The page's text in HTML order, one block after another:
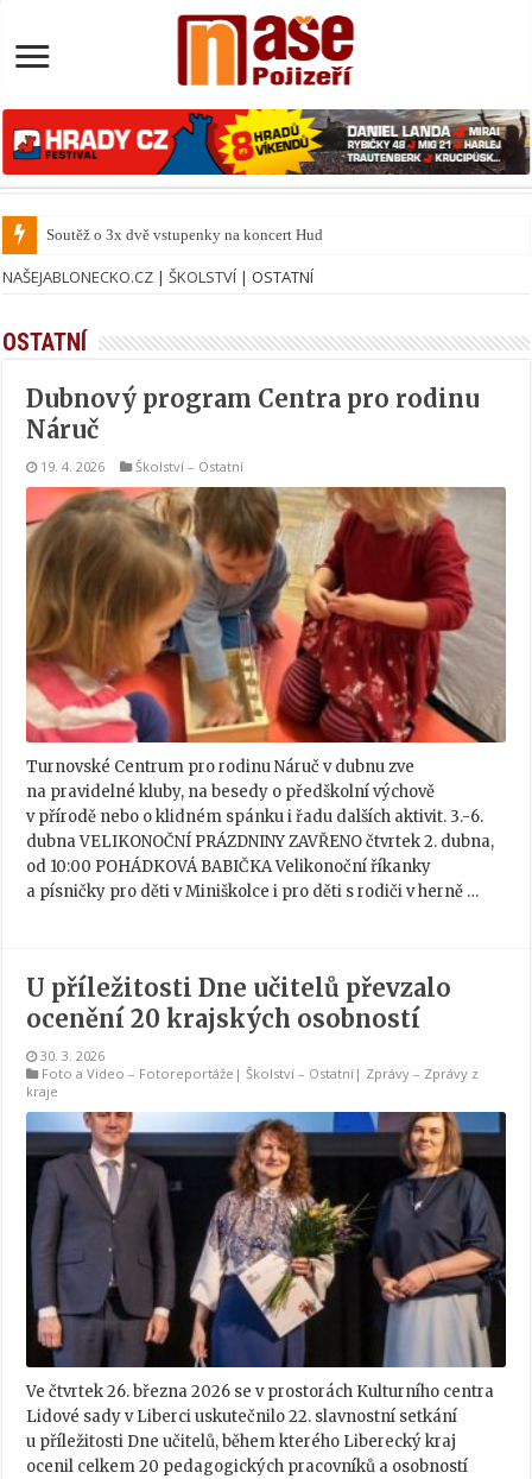
Soutěž o 3x dvě vstupenky na koncert Hudba z Notre Dame
NAŠEJABLONECKO.CZ | ŠKOLSTVÍ | OSTATNÍ
OSTATNÍ
Dubnový program Centra pro rodinu
Náruč
19. 4. 2026 Školství – Ostatní
Turnovské Centrum pro rodinu Náruč v dubnu zve
na pravidelné kluby, na besedy o předškolní výchově
v přírodě nebo o klidném spánku i řadu dalších aktivit. 3.-6.
dubna VELIKONOČNÍ PRÁZDNINY ZAVŘENO čtvrtek 2. dubna,
od 10:00 POHÁDKOVÁ BABIČKA Velikonoční říkanky
a písničky pro děti v Miniškolce i pro děti s rodiči v herně …
U příležitosti Dne učitelů převzalo
ocenění 20 krajských osobností
30. 3. 2026
Foto a Video – Fotoreportáže |Školství – Ostatní | Zprávy – Zprávy z
kraje
Ve čtvrtek 26. března 2026 se v prostorách Kulturního centra
Lidové sady v Liberci uskutečnilo 22. slavnostní setkání
u příležitosti Dne učitelů, během kterého Liberecký kraj
ocenil celkem 20 pedagogických pracovníků a osobností